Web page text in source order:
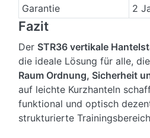
Garantie
2
Fazit
Der STR36 vertikale
die ideale Lösung für alle,
Raum Ordnung, Sicherheit
auf leichte Kurzhanteln
funktional und optisch
strukturierte